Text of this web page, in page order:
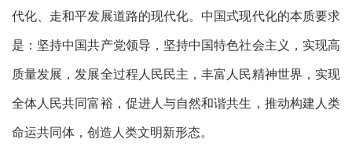
代化、走和平发展道路的现代化。中国式现代化的本质要求
是：坚持中国共产党领导，坚持中国特色社会主义，实现高
质量发展，发展全过程人民民主，丰富人民精神世界，实现
全体人民共同富裕，促进人与自然和谐共生，推动构建人类
命运共同体，创造人类文明新形态。